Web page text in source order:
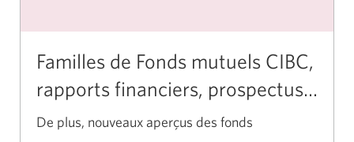
Familles de Fonds mutuels CIBC,
rapports financiers, prospectus…
De plus, nouveaux aperçus des fonds